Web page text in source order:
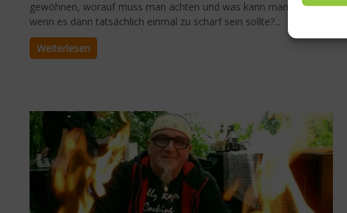
gewöhnen, worauf muss man achten und was kann man tun,
wenn es dann tatsächlich einmal zu scharf sein sollte?...
Weiterlesen